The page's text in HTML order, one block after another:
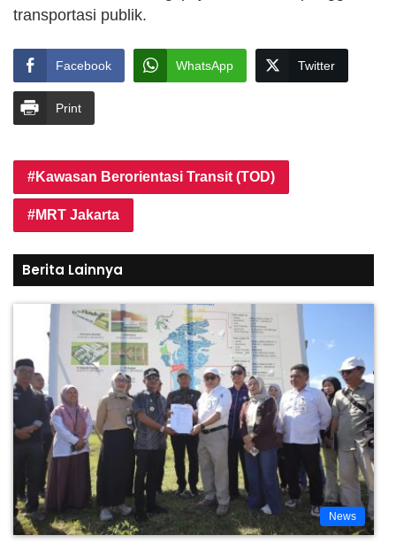
transportasi publik.
Facebook WhatsApp Twitter
Print
Kawasan Berorientasi Transit (TOD)
MRT Jakarta
Berita Lainnya
News